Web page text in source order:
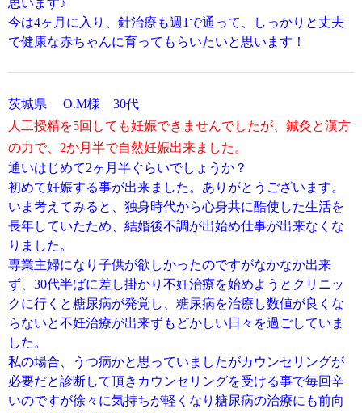
思います♪
今は4ヶ月に入り、針治療も週1で通って、しっかりと丈夫
で健康な赤ちゃんに育ってもらいたいと思います！
茨城県 O.M様 30代
人工授精を5回しても妊娠できませんでしたが、 鍼灸と漢方
の力で、2か月半で自然妊娠出来ました。
通いはじめて2ヶ月半ぐらいでしょうか？
初めて妊娠する事が出来ました。ありがとうございます。
いま考えてみると、独身時代から心身共に酷使した生活を
長年していたため、結婚後不調が出始め仕事が出来なくな
りました。
専業主婦になり子供が欲しかったのですがなかなか出来
ず、30代半ばに差し掛かり不妊治療を始めようとクリニッ
クに行くと糖尿病が発覚し、糖尿病を治療し数値が良くな
らないと不妊治療が出来ずもどかしい日々を過ごしていま
した。
私の場合、うつ病かと思っていましたがカウンセリングが
必要だと診断して頂きカウンセリングを受ける事で毎回辛
いのですが徐々に気持ちが軽くなり糖尿病の治療にも前向